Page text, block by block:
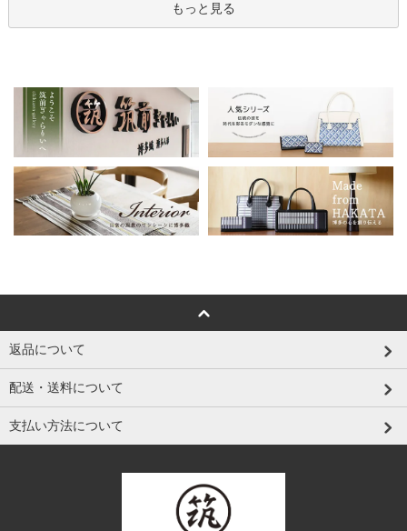
もっと見る
返品について
配送・送料について
支払い方法について